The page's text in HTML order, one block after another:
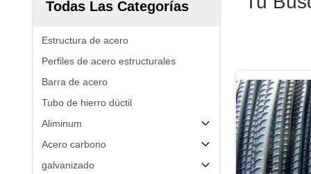
Todas Las Categorías
Estructura de acero
Perfiles de acero estructurales
Barra de acero
Tubo de hierro dúctil
Aliminum
Acero carbono
galvanizado